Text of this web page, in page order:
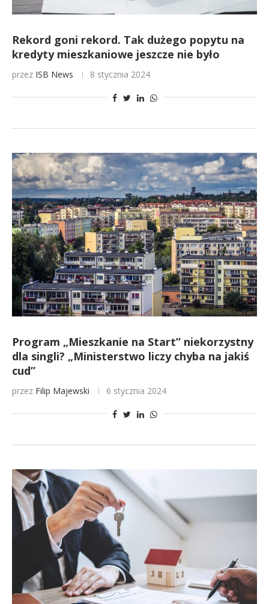
Rekord goni rekord. Tak dużego popytu na
kredyty mieszkaniowe jeszcze nie było
przez ISB News 8 stycznia 2024
Program „Mieszkanie na Start” niekorzystny
dla singli? „Ministerstwo liczy chyba na jakiś
cud”
przez Filip Majewski 6 stycznia 2024